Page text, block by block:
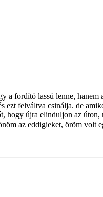
a fordító lassú lenne,
ezt felváltva csinálja. de
hogy újra elinduljon az úton,
az eddigieket, öröm volt